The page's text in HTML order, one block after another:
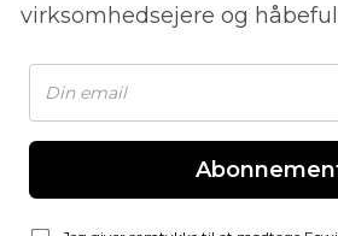
virksomhedsejere og